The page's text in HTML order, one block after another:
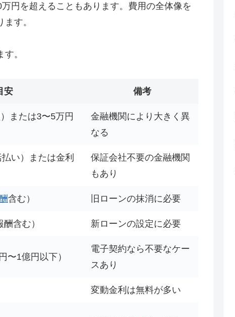
円を超えることもあります。費用の全体像を
す。
。
安 備考
または3〜5万円
金融機関により大きく異
なる
い）または金利
保証会社不要の金融機関
もあり
含む） 旧ローンの抹消に必要
含む） 新ローンの設定に必要
〜1億円以下）
電子契約なら不要なケー
スあり
変動金利は無料が多い